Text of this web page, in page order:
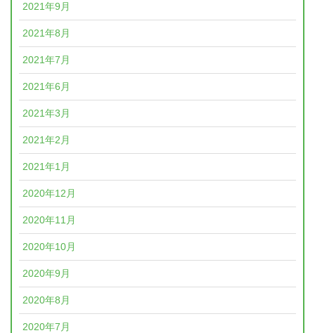
2021年9月
2021年8月
2021年7月
2021年6月
2021年3月
2021年2月
2021年1月
2020年12月
2020年11月
2020年10月
2020年9月
2020年8月
2020年7月